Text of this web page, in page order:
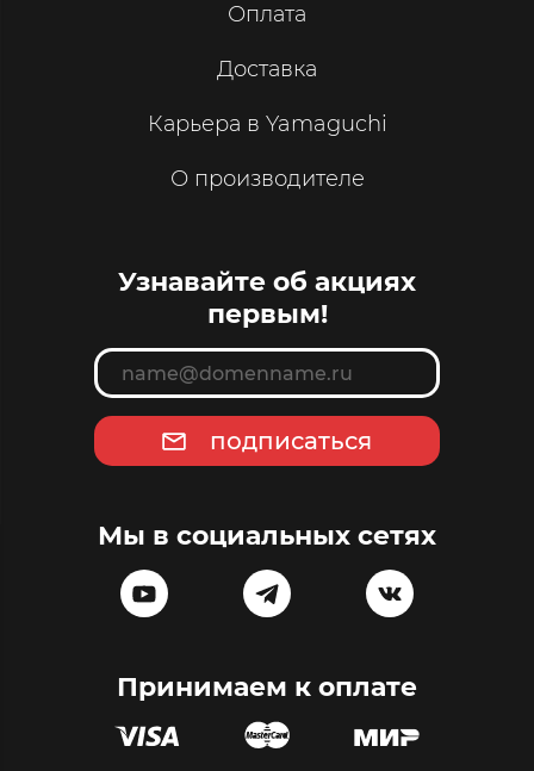
Оплата
Доставка
Карьера в Yamaguchi
О производителе
Узнавайте об акциях
первым!
подписаться
Мы в социальных сетях
Принимаем к оплате